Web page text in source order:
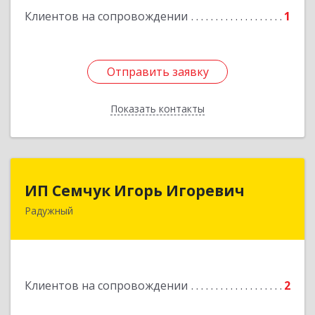
Клиентов на сопровождении 1
Отправить заявку
Показать контакты
Отправить заявку
Назад
ИП Семчук Игорь Игоревич
Радужный
Клиентов на сопровождении 2
628464, ХМАО-Югра, г. Радужный, 1 мкн.,